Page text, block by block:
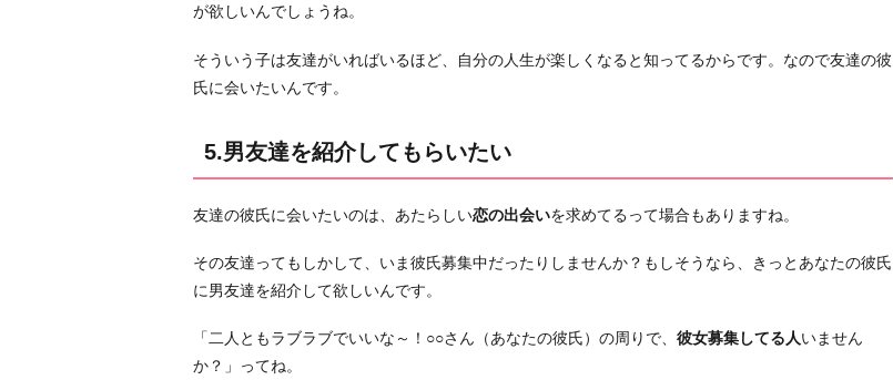
お
り
が欲しいんでしょうね。
そういう子は友達がいればいるほど、自分の人生が楽しくなると知ってるからです。なので友達の彼
氏に会いたいんです。
5.男友達を紹介してもらいたい
友達の彼氏に会いたいのは、あたらしい恋の出会いを求めてるって場合もありますね。
その友達ってもしかして、いま彼氏募集中だったりしませんか？もしそうなら、きっとあなたの彼氏
に男友達を紹介して欲しいんです。
「二人ともラブラブでいいな～！○○さん（あなたの彼氏）の周りで、 彼女募集してる人いません
か？」ってね。